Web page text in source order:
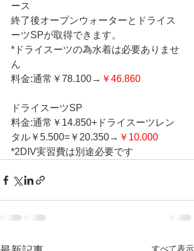
ース
終了後オープンウォーターとドライス
ーツSPが取得できます。
*ドライスーツの為水着は必要ありませ
ん
料金:通常￥78.100→ ￥46.860
ドライスーツSP
料金:通常￥14.850+ドライスーツレン
タル￥5.500=￥20.350→ ￥10.000
*2DIV実習費は別途必要です
すべて表示